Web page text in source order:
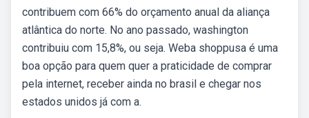
contribuem com 66% do orçamento anual da aliança
atlântica do norte. No ano passado, washington
contribuiu com 15,8%, ou seja. Weba shoppusa é uma
boa opção para quem quer a praticidade de comprar
pela internet, receber ainda no brasil e chegar nos
estados unidos já com a.